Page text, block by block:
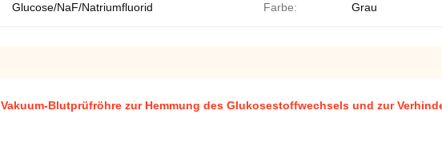
Glucose/NaF/Natriumfluorid Farbe: Grau
Blutprüfröhre zur Hemmung des Glukosestoffwechsels und zur